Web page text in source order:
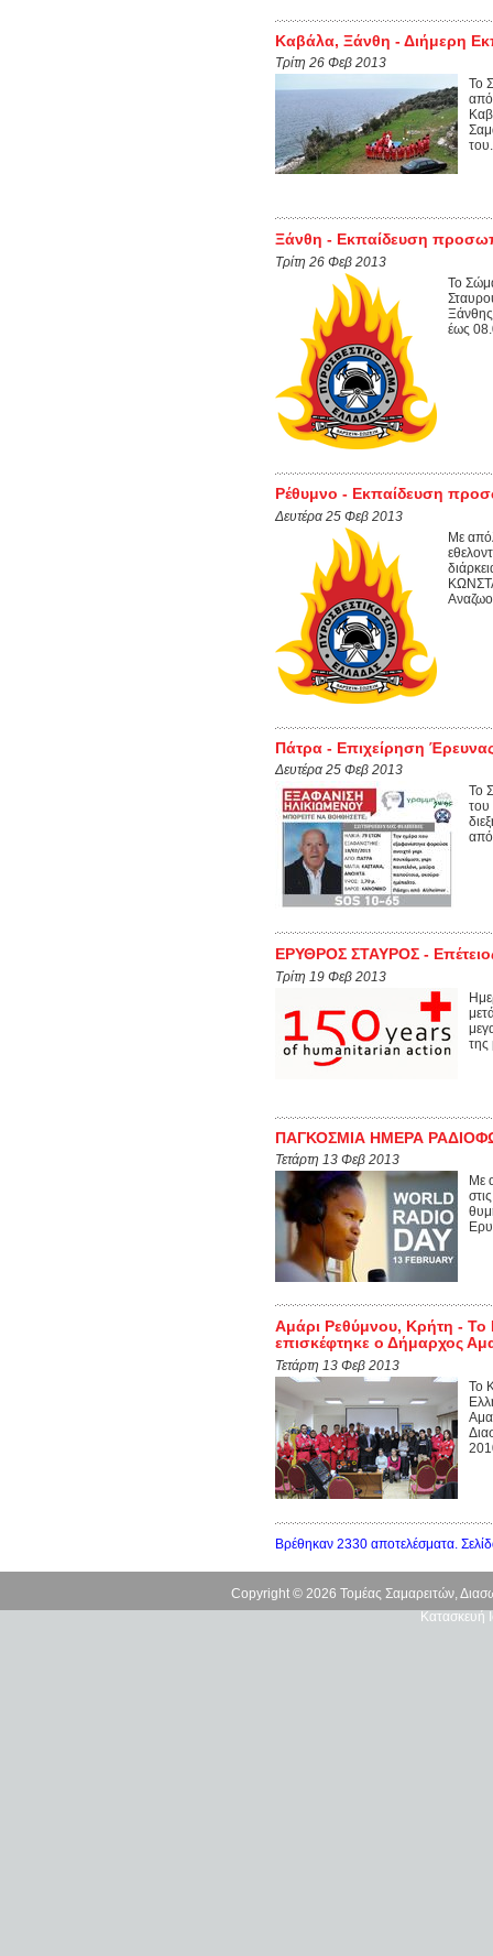
Καβάλα, Ξάνθη - Διήμερη
Τρίτη 26 Φεβ 2013
Το
Ξάνθη - Εκπαίδευση
Τρίτη 26 Φεβ 2013
Το
έως
Ρέθυμνο - Εκπαίδευση
Δευτέρα 25 Φεβ 2013
Με
Πάτρα - Επιχείρηση
Δευτέρα 25 Φεβ 2013
Το
του
από
ΕΡΥΘΡΟΣ ΣΤΑΥΡΟΣ -
Τρίτη 19 Φεβ 2013
της
ΠΑΓΚΟΣΜΙΑ ΗΜΕΡΑ
Τετάρτη 13 Φεβ 2013
Με
Αμάρι Ρεθύμνου, Κρήτη -
επισκέφτηκε ο Δήμαρχος
Τετάρτη 13 Φεβ 2013
Το
Βρέθηκαν 2330 αποτελέσματα.
Copyright © 2026 Τομέας Σαμαρειτών,
Κατασκευή